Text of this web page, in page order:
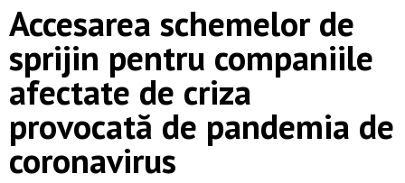
- Misiune
- Cariere
- Comunicat
Firme incubate
Accesarea schemelor de
sprijin pentru companiile
afectate de criza
provocată de pandemia de
coronavirus